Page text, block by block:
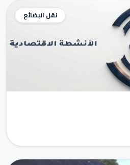
نقل البضائع